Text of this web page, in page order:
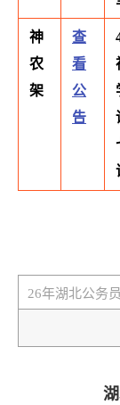
神
农
架
查
看
公
告